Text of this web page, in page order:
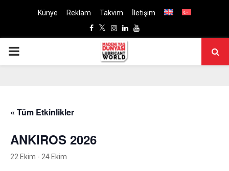
Künye Reklam Takvim
İletişim
Facebook
Twitter
Instagram
LinkedinYoutube
PRIMARY
« Tüm Etkinlikler
ANKIROS 2026
22 Ekim - 24 Ekim